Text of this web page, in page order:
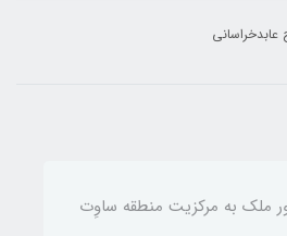
عابدخراسانی
ملك به مركزيت منطقه ساوِت